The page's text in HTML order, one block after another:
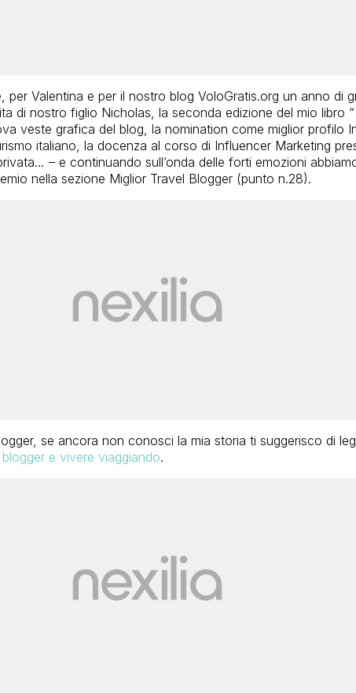
per Valentina e per il nostro blog VoloGratis.org un anno di
di nostro figlio Nicholas, la seconda edizione del mio libro “
veste grafica del blog, la nomination come miglior profilo
italiano, la docenza al corso di Influencer Marketing
– e continuando sull’onda delle forti emozioni
nella sezione Miglior Travel Blogger (punto n.28).
se ancora non conosci la mia storia ti suggerisco di
e vivere viaggiando.